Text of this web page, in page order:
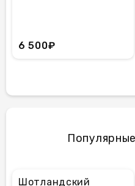
6 500₽
Шотландский